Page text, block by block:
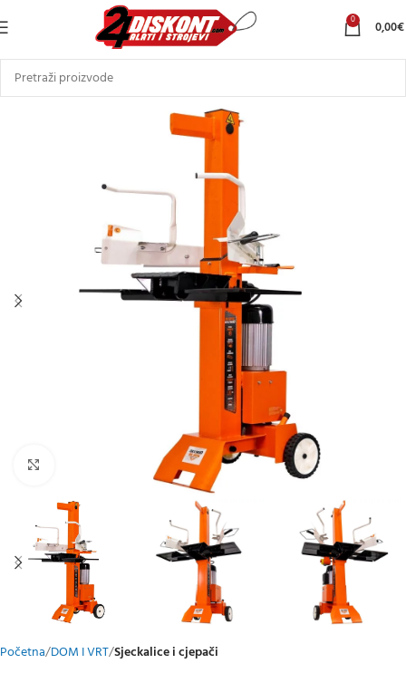
0 0,00€
Klikni za uvećani prikaz
Početna DOM I VRT Sjeckalice i cjepači